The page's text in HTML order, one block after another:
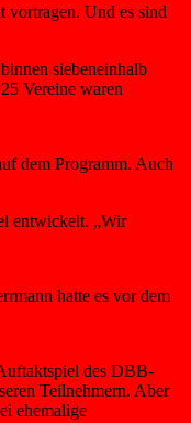
vortragen. Und es sind
siebeneinhalb
Vereine waren
dem Programm. Auch
entwickelt. „Wir
hatte es vor dem
des DBB-
Teilnehmern. Aber
ehemalige